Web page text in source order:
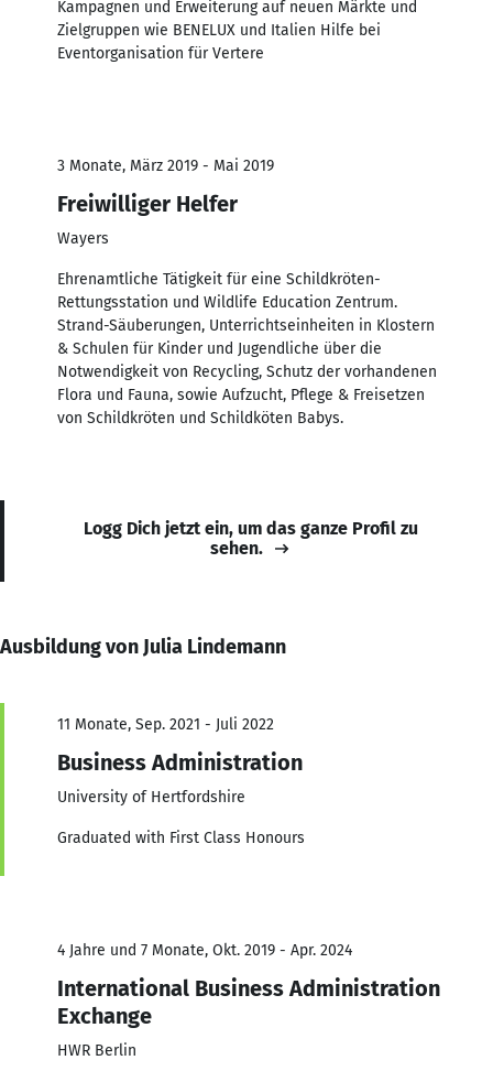
Kampagnen und Erweiterung auf neuen Märkte und
Zielgruppen wie BENELUX und Italien Hilfe bei
Eventorganisation für Vertere
3 Monate, März 2019 - Mai 2019
Freiwilliger Helfer
Wayers
Ehrenamtliche Tätigkeit für eine Schildkröten-
Rettungsstation und Wildlife Education Zentrum.
Strand-Säuberungen, Unterrichtseinheiten in Klostern
& Schulen für Kinder und Jugendliche über die
Notwendigkeit von Recycling, Schutz der vorhandenen
Flora und Fauna, sowie Aufzucht, Pflege & Freisetzen
von Schildkröten und Schildköten Babys.
Logg Dich jetzt ein, um das ganze Profil zu
sehen.
Ausbildung von Julia Lindemann
11 Monate, Sep. 2021 - Juli 2022
Business Administration
University of Hertfordshire
Graduated with First Class Honours
4 Jahre und 7 Monate, Okt. 2019 - Apr. 2024
International Business Administration
Exchange
HWR Berlin